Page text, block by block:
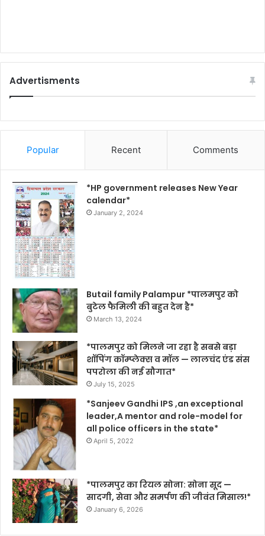
Advertisments
Popular Recent Comments
*HP government releases New Year
calendar*
January 2, 2024
Butail family Palampur *पालमपुर को
बुटेल फैमिली की बहुत देन है*
March 13, 2024
*पालमपुर को मिलने जा रहा है सबसे बड़ा
शॉपिंग कॉम्प्लेक्स व मॉल — लालचंद एंड संस
पपरोला की नई सौगात*
July 15, 2025
*Sanjeev Gandhi IPS ,an exceptional
leader,A mentor and role-model for
all police officers in the state*
April 5, 2022
*पालमपुर का रियल सोना: सोना सूद —
सादगी, सेवा और समर्पण की जीवंत मिसाल!*
January 6, 2026